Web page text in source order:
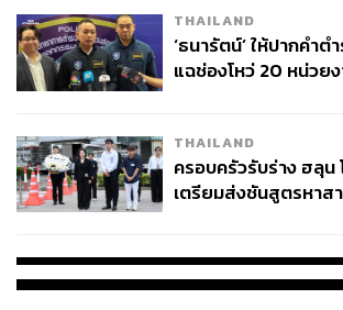
09:00 – 17:00 น.ที่ โรงแรม อวานี พลัส ริเ
ลงทะเบียนเพื่อเข้าร่วมงานฟรีที่https://
การท่องเที่ยว
ฐาปนีย์ เกียรติไพบูลย์
จุฑามาศ วิศาลสิงห์
อนุพงษ์ เกรียงไก
Gother.com
Roaming Elephant
จ่ายหนี้-แอบระบุแบรนด์
THAILAND
‘ธนารัตน์’ ให้ปากคำต
แฉช่องโหว่ 20 หน่วย
THAILAND
ครอบครัวรับร่าง ฮลุน
เตรียมส่งชันสูตรหาส